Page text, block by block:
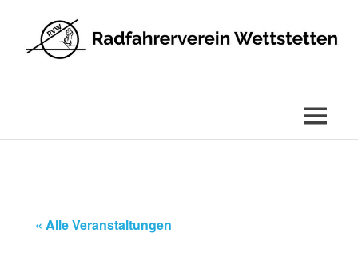
MENÜ
« Alle Veranstaltungen